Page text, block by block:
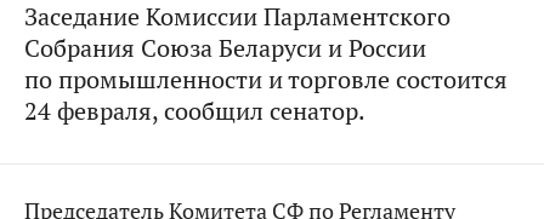
Заседание Комиссии Парламентского
Собрания Союза Беларуси и России
по промышленности и торговле состоится
24 февраля, сообщил сенатор.
Председатель Комитета СФ по Регламенту